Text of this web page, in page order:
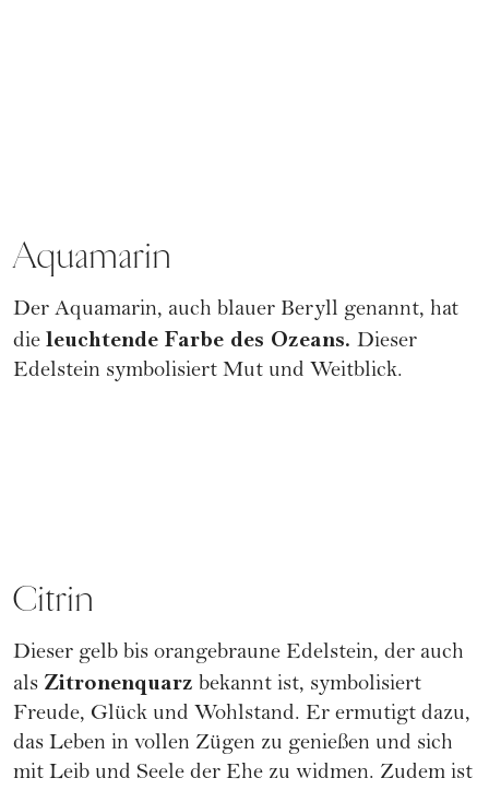
Aquamarin
Der Aquamarin, auch blauer Beryll genannt, hat
die leuchtende Farbe des Ozeans. Dieser
Edelstein symbolisiert Mut und Weitblick.
Citrin
Dieser gelb bis orangebraune Edelstein, der auch
als Zitronenquarz bekannt ist, symbolisiert
Freude, Glück und Wohlstand. Er ermutigt dazu,
das Leben in vollen Zügen zu genießen und sich
mit Leib und Seele der Ehe zu widmen. Zudem ist